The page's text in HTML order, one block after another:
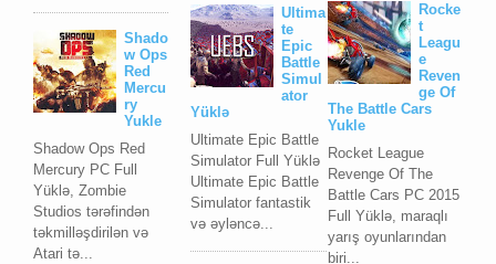
Shado
w Ops
Red
Mercu
ry
Yukle
Shadow Ops Red
Mercury PC Full
Yüklə, Zombie
Studios tərəfindən
təkmilləşdirilən və
Atari tə...
Rocke
t
Leagu
e
Reven
ge Of
The Battle Cars
Yukle
Rocket League
Revenge Of The
Battle Cars PC 2015
Full Yüklə, maraqlı
yarış oyunlarından
biri...
Ultima
te
Epic
Battle
Simul
ator
Yüklə
Ultimate Epic Battle
Simulator Full Yüklə
Ultimate Epic Battle
Simulator fantastik
və əyləncə...